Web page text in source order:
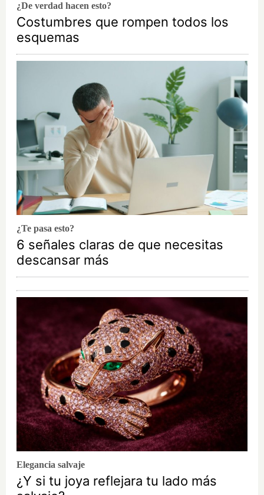
¿De verdad hacen esto?
Costumbres que rompen todos los
esquemas
¿Te pasa esto?
6 señales claras de que necesitas
descansar más
Elegancia salvaje
¿Y si tu joya reflejara tu lado más